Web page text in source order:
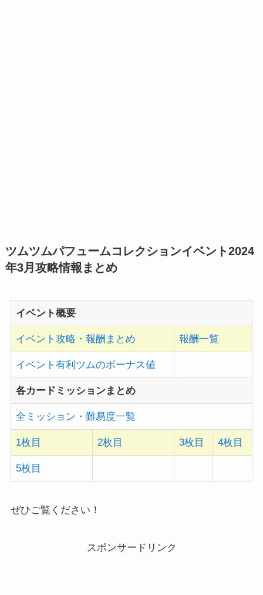
ツムツムパフュームコレクションイベント2024
年3月 攻略情報まとめ
イベント概要
イベント攻略・報酬まとめ 報酬一覧
イベント有利ツムのボーナス値
各カードミッションまとめ
全ミッション・難易度一覧
1枚目 2枚目 3枚目 4枚目
5枚目
ぜひご覧ください！
スポンサードリンク